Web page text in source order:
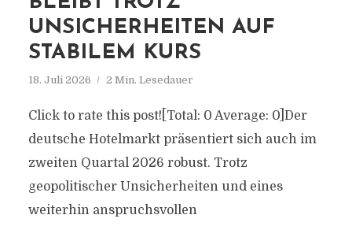
UNSICHERHEITEN AUF
STABILEM KURS
18. Juli 2026 2 Min. Lesedauer
Click to rate this post![Total: 0 Average: 0]Der
deutsche Hotelmarkt präsentiert sich auch im
zweiten Quartal 2026 robust. Trotz
geopolitischer Unsicherheiten und eines
weiterhin anspruchsvollen